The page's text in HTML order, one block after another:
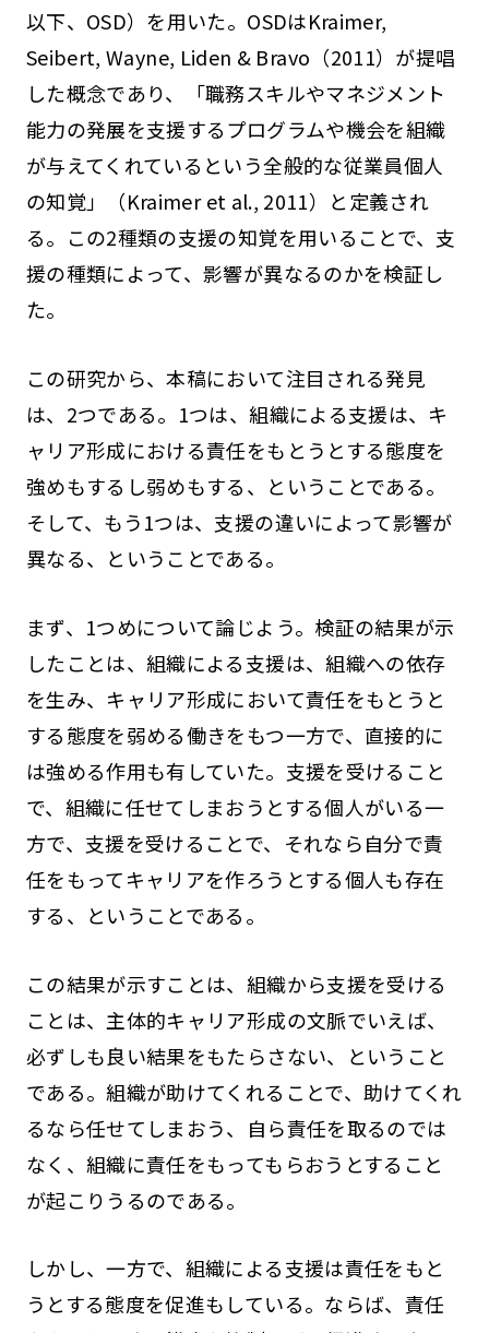
以下、OSD）を用いた。OSDはKraimer,
Seibert, Wayne, Liden & Bravo（2011）が提唱
した概念であり、「職務スキルやマネジメント
能力の発展を支援するプログラムや機会を組織
が与えてくれているという全般的な従業員個人
の知覚」（Kraimer et al., 2011）と定義され
る。この2種類の支援の知覚を用いることで、支
援の種類によって、影響が異なるのかを検証し
た。
この研究から、本稿において注目される発見
は、2つである。1つは、組織による支援は、キ
ャリア形成における責任をもとうとする態度を
強めもするし弱めもする、ということである。
そして、もう1つは、支援の違いによって影響が
異なる、ということである。
まず、1つめについて論じよう。検証の結果が示
したことは、組織による支援は、組織への依存
を生み、キャリア形成において責任をもとうと
する態度を弱める働きをもつ一方で、直接的に
は強める作用も有していた。支援を受けること
で、組織に任せてしまおうとする個人がいる一
方で、支援を受けることで、それなら自分で責
任をもってキャリアを作ろうとする個人も存在
する、ということである。
この結果が示すことは、組織から支援を受ける
ことは、主体的キャリア形成の文脈でいえば、
必ずしも良い結果をもたらさない、ということ
である。組織が助けてくれることで、助けてくれ
るなら任せてしまおう、自ら責任を取るのでは
なく、組織に責任をもってもらおうとすること
が起こりうるのである。
しかし、一方で、組織による支援は責任をもと
うとする態度を促進もしている。ならば、責任